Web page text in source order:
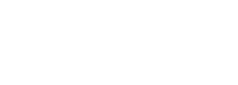
налази још из праисторије, затим римског